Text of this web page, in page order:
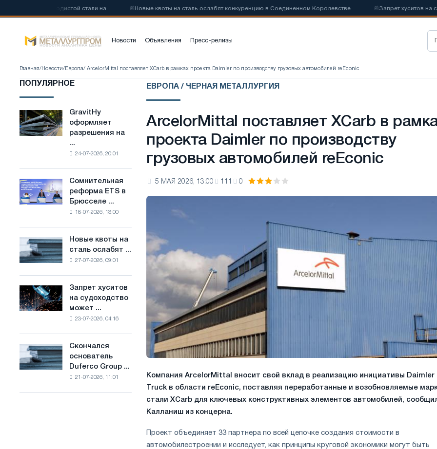
низкоуглеродистой стали на Новые квоты на сталь ослабят конкуренцию в Соединенном Королевстве Запрет хуситов на
Новости Объявления Пресс-релизы
Главная/ Новости/ Европа/ ArcelorMittal поставляет XCarb в рамках проекта Daimler по производству грузовых автомобилей reEconic
ПОПУЛЯРНОЕ
GravitHy
оформляет
разрешения
строительство
производству
низкоуглеродистой
основе
водорода
Франции
GravitHy
оформляет
разрешения на
...
24-07-2026, 20:01
Сомнительная
реформа
ETS
отраслевые
ограничения
амбициями
по
борьбе
с
Сомнительная
реформа ETS в
Брюсселе ...
18-07-2026, 13:00
Новые
квоты
на
конкуренцию
в
Новые квоты на
сталь ослабят ...
27-07-2026, 09:01
Запрет
хуситов
на
импорт
Саудовской
Запрет хуситов
на судоходство
может ...
23-07-2026, 04:16
Скончался
основатель
Duferco
Скончался
основатель
Duferco Group ...
21-07-2026, 11:01
ЕВРОПА / ЧЕРНАЯ МЕТАЛЛУРГИЯ
ArcelorMittal поставляет XCarb в
проекта Daimler по производству
грузовых автомобилей reEconic
5 МАЯ 2026, 13:00 111 0
Компания ArcelorMittal вносит свой вклад в реализацию инициативы Daimler
Truck в области reEconic, поставляя переработанные и возобновляемые
стали XCarb для ключевых конструктивных элементов автомобилей,
Калланиш из концерна.
Проект объединяет 33 партнера по всей цепочке создания стоимости в
автомобилестроении и исследует, как принципы круговой экономики могут быть